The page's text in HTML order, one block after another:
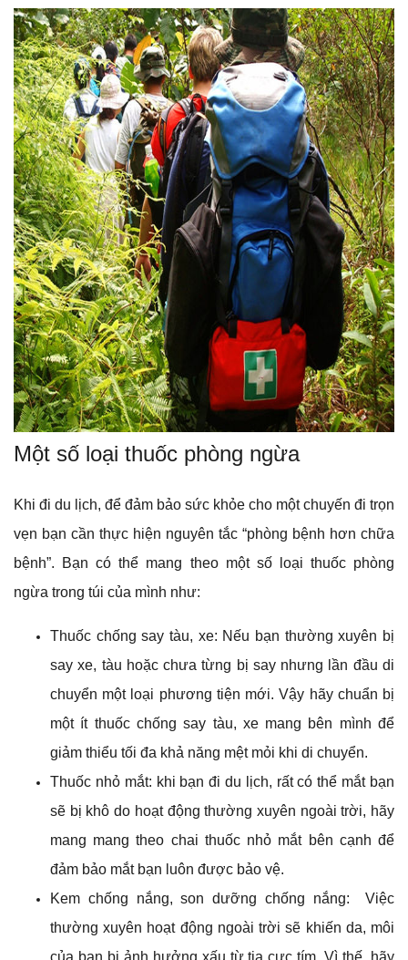
Một số loại thuốc phòng ngừa
Khi đi du lịch, để đảm bảo sức khỏe cho một chuyến đi trọn
vẹn bạn cần thực hiện nguyên tắc “phòng bệnh hơn chữa
bệnh”. Bạn có thể mang theo một số loại thuốc phòng
ngừa trong túi của mình như:
Thuốc chống say tàu, xe: Nếu bạn thường xuyên bị
say xe, tàu hoặc chưa từng bị say nhưng lần đầu di
chuyển một loại phương tiện mới. Vậy hãy chuẩn bị
một ít thuốc chống say tàu, xe mang bên mình để
giảm thiểu tối đa khả năng mệt mỏi khi di chuyển.
Thuốc nhỏ mắt: khi bạn đi du lịch, rất có thể mắt bạn
sẽ bị khô do hoạt động thường xuyên ngoài trời, hãy
mang mang theo chai thuốc nhỏ mắt bên cạnh để
đảm bảo mắt bạn luôn được bảo vệ.
Kem chống nắng, son dưỡng chống nắng: Việc
thường xuyên hoạt động ngoài trời sẽ khiến da, môi
của bạn bị ảnh hưởng xấu từ tia cực tím. Vì thế, hãy